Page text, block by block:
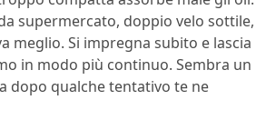
supermercato, doppio velo sottile,
meglio. Si impregna subito e lascia
in modo più continuo. Sembra un
dopo qualche tentativo te ne